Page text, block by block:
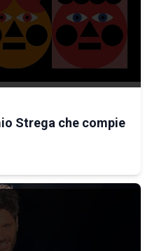
Strega che compie